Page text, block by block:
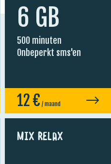
6 GB
500 minuten
Onbeperkt sms'en
12€ / maand
Mix Relax